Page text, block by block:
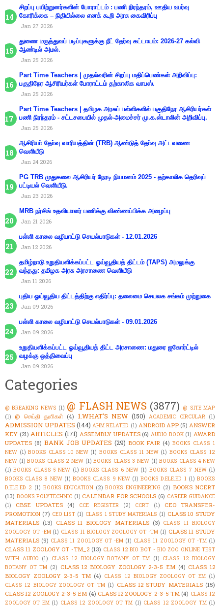
சிறப்பு பயிற்றுனர்களின் போராட்டம் : பணி நிரந்தரம், ஊதிய உயர்வு
கோரிக்கை – நிதியில்லை எனக் கூறி அரசு கைவிரிப்பு
Jan 27 2026
துணை மருத்துவப் படிப்புகளுக்கு நீட் தேர்வு கட்டாயம்: 2026-27 கல்வி
ஆண்டில் அமல்.
Jan 25 2026
Part Time Teachers | முதல்வரின் சிறப்பு மதிப்பெண்கள் அறிவிப்பு:
பகுதிநேர ஆசிரியர்கள் போராட்டம் தற்காலிக வாபஸ்.
Jan 25 2026
Part Time Teachers | தமிழக அரசுப் பள்ளிகளில் பகுதிநேர ஆசிரியர்கள்
பணி நிரந்தரம் - சட்டசபையில் முதல்-அமைச்சர் மு.க.ஸ்டாலின் அறிவிப்பு.
Jan 25 2026
ஆசிரியா் தோ்வு வாரியத்தின் (TRB) ஆண்டுத் தோ்வு அட்டவணை
வெளியீடு
Jan 24 2026
PG TRB முதுகலை ஆசிரியர் நேரடி நியமனம் 2025 - தற்காலிக தெரிவுப்
பட்டியல் வெளியீடு.
Jan 23 2026
MRB நர்சிங் உதவியாளர் பணிக்கு விண்ணப்பிக்க அழைப்பு
Jan 21 2026
பள்ளி காலை வழிபாட்டு செயல்பாடுகள் - 12.01.2026
Jan 12 2026
தமிழ்நாடு உறுதியளிக்கப்பட்ட ஓய்வூதியத் திட்டம் (TAPS) அமலுக்கு
வந்தது: தமிழக அரசு அரசாணை வெளியீடு
Jan 11 2026
புதிய ஓய்வூதிய திட்டத்திற்கு எதிர்ப்பு: தலைமை செயலக சங்கம் முற்றுகை
Jan 09 2026
பள்ளி காலை வழிபாட்டு செயல்பாடுகள் - 09.01.2026
Jan 09 2026
உறுதியளிக்கப்பட்ட ஓய்வூதியத் திட்ட அரசாணை: மதுரை ஐகோர்ட்டில்
வழக்கு ஒத்திவைப்பு
Jan 09 2026
Categories
@ BREAKING NEWS (1) @ FLASH NEWS (3877) @ SITE MAP
(1) @ செய்தி துளிகள் (4) 1.WHAT'S NEW (150) ACADEMIC CIRCULAR (1)
ADMISSION UPDATES (144) AHM RELATED (1) ANDROID APP (5) ANSWER
KEY (21) ARTICLES (171) ASSEMBLY UPDATES (6) AUDIO BOOK (1) AWARD
UPDATES (8) BANK JOB UPDATES (29) BOOK FAIR (4) BOOKS CLASS 1
NEW (1) BOOKS CLASS 10 NEW (1) BOOKS CLASS 11 NEW (1) BOOKS CLASS 12
NEW (1) BOOKS CLASS 2 NEW (1) BOOKS CLASS 3 NEW (1) BOOKS CLASS 4 NEW
(1) BOOKS CLASS 5 NEW (1) BOOKS CLASS 6 NEW (1) BOOKS CLASS 7 NEW (1)
BOOKS CLASS 8 NEW (1) BOOKS CLASS 9 NEW (1) BOOKS D.ELE.ED 1 (1) BOOKS
D.ELE.ED 2 (1) BOOKS EDUCATION (2) BOOKS ENGINEERING (2) BOOKS NCERT
(13) BOOKS POLYTECHNIC (1) CALENDAR FOR SCHOOLS (6) CAREER GUIDANCE
(1)
CBSE UPDATES (4) CCE REGISTER (2) CCRT (1)
CEO TRANSFER-
PROMOTION (7) CEO LIST (1) CLASS 1 STUDY MATERIALS (1) CLASS 10 STUDY
MATERIALS (13) CLASS 11 BIOLOGY MATERIALS (3) CLASS 11 BIOLOGY
ZOOLOGY OT -EM (1) CLASS 11 BIOLOGY ZOOLOGY OT -TM (1) CLASS 11 STUDY
MATERIALS (9) CLASS 11 ZOOLOGY OT -EM (1) CLASS 11 ZOOLOGY OT -TM (1)
CLASS 11 ZOOLOGY OT -TM_2 (13) CLASS 12 BIO BOT - BIO ZOO ONLINE TEST
WITH AUDIO (1) CLASS 12 BIOLOGY BOTANY OT EM (1) CLASS 12 BIOLOGY
BOTANY OT TM (2) CLASS 12 BIOLOGY ZOOLOGY 2-3-5 EM (4) CLASS 12
BIOLOGY ZOOLOGY 2-3-5 TM (4) CLASS 12 BIOLOGY ZOOLOGY OT EM (1)
CLASS 12 BIOLOGY ZOOLOGY OT TM (1) CLASS 12 STUDY MATERIALS (15)
CLASS 12 ZOOLOGY 2-3-5 EM (4) CLASS 12 ZOOLOGY 2-3-5 TM (4) CLASS 12
ZOOLOGY OT EM (1) CLASS 12 ZOOLOGY OT TM (1) CLASS 12 ZOOLOGY TM (1)